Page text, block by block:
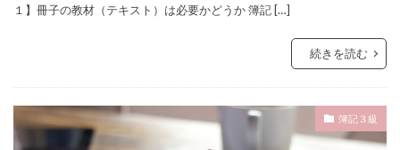
１】冊子の教材（テキスト）は必要かどうか 簿記 […]
続きを読む
簿記３級